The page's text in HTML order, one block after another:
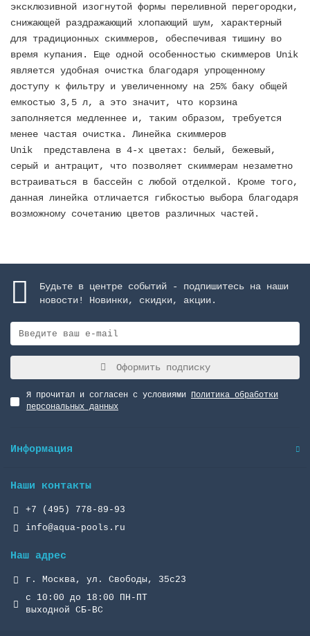
эксклюзивной изогнутой формы переливной перегородки,
снижающей раздражающий хлопающий шум, характерный
для традиционных скиммеров, обеспечивая тишину во
время купания. Еще одной особенностью скиммеров Unik
является удобная очистка благодаря упрощенному
доступу к фильтру и увеличенному на 25% баку общей
емкостью 3,5 л, а это значит, что корзина
заполняется медленнее и, таким образом, требуется
менее частая очистка. Линейка скиммеров
Unik представлена в 4-х цветах: белый, бежевый,
серый и антрацит, что позволяет скиммерам незаметно
встраиваться в бассейн с любой отделкой. Кроме того,
данная линейка отличается гибкостью выбора благодаря
возможному сочетанию цветов различных частей.
Будьте в центре событий - подпишитесь на наши
новости! Новинки, скидки, акции.
Оформить подписку
Я прочитал и согласен с условиями Политика обработки
персональных данных
Информация
Наши контакты
+7 (495) 778-89-93
info@aqua-pools.ru
Наш адрес
г. Москва, ул. Свободы, 35с23
с 10:00 до 18:00 ПН-ПТ
выходной СБ-ВС